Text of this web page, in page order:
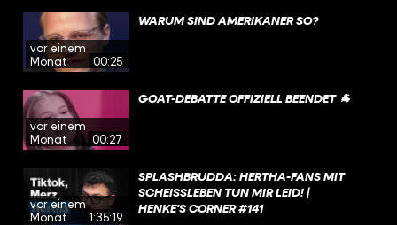
vor einem
Monat
00:25
WARUM SIND AMERIKANER SO?
vor einem
Monat
00:27
GOAT-DEBATTE OFFIZIELL BEENDET 🐐
vor einem
Monat
1:35:19
SPLASHBRUDDA: HERTHA-FANS MIT
SCHEISSLEBEN TUN MIR LEID! | H
ENKE'S CORNER #141